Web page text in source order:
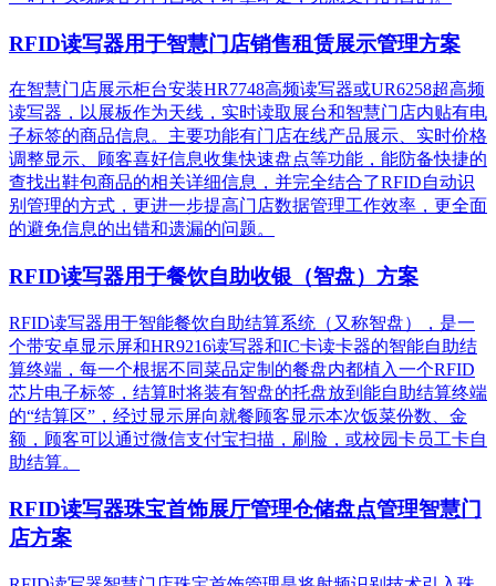
RFID读写器用于智慧门店销售租赁展示管理方案
在智慧门店展示柜台安装HR7748高频读写器或UR6258超高频
读写器，以展板作为天线，实时读取展台和智慧门店内贴有电
子标签的商品信息。主要功能有门店在线产品展示、实时价格
调整显示、顾客喜好信息收集快速盘点等功能，能防备快捷的
查找出鞋包商品的相关详细信息，并完全结合了RFID自动识
别管理的方式，更进一步提高门店数据管理工作效率，更全面
的避免信息的出错和遗漏的问题。
RFID读写器用于餐饮自助收银（智盘）方案
RFID读写器用于智能餐饮自助结算系统（又称智盘），是一
个带安卓显示屏和HR9216读写器和IC卡读卡器的智能自助结
算终端，每一个根据不同菜品定制的餐盘内都植入一个RFID
芯片电子标签，结算时将装有智盘的托盘放到能自助结算终端
的“结算区”，经过显示屏向就餐顾客显示本次饭菜份数、金
额，顾客可以通过微信支付宝扫描，刷脸，或校园卡员工卡自
助结算。
RFID读写器珠宝首饰展厅管理仓储盘点管理智慧门
店方案